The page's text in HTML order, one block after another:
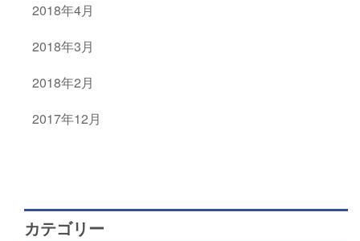
2018年4月
2018年3月
2018年2月
2017年12月
カテゴリー